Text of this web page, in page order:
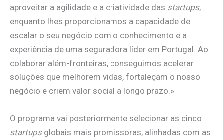
aproveitar a agilidade e a criatividade das startups,
enquanto lhes proporcionamos a capacidade de
escalar o seu negócio com o conhecimento e a
experiência de uma seguradora líder em Portugal. Ao
colaborar além-fronteiras, conseguimos acelerar
soluções que melhorem vidas, fortaleçam o nosso
negócio e criem valor social a longo prazo.»
O programa vai posteriormente selecionar as cinco
startupsglobais mais promissoras, alinhadas com as